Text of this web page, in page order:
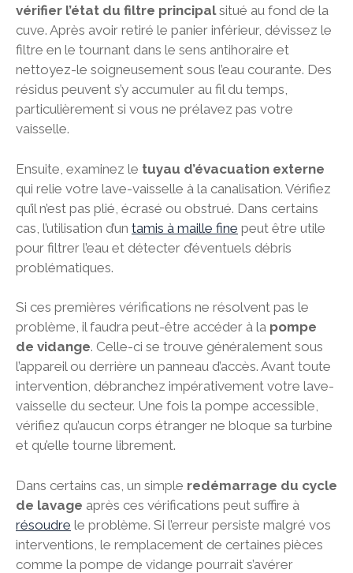
vérifier l’état du filtre principalsitué au fond de la
cuve. Après avoir retiré le panier inférieur, dévissez le
filtre en le tournant dans le sens antihoraire et
nettoyez-le soigneusement sous l’eau courante. Des
résidus peuvent s’y accumuler au fil du temps,
particulièrement si vous ne prélavez pas votre
vaisselle.
Ensuite, examinez le tuyau d’évacuation externe
qui relie votre lave-vaisselle à la canalisation. Vérifiez
qu’il n’est pas plié, écrasé ou obstrué. Dans certains
cas, l’utilisation d’un tamis à maille fine peut être utile
pour filtrer l’eau et détecter d’éventuels débris
problématiques.
Si ces premières vérifications ne résolvent pas le
problème, il faudra peut-être accéder à la pompe
de vidange. Celle-ci se trouve généralement sous
l’appareil ou derrière un panneau d’accès. Avant toute
intervention, débranchez impérativement votre lave-
vaisselle du secteur. Une fois la pompe accessible,
vérifiez qu’aucun corps étranger ne bloque sa turbine
et qu’elle tourne librement.
Dans certains cas, un simple redémarrage du cycle
de lavage après ces vérifications peut suffire à
résoudre le problème. Si l’erreur persiste malgré vos
interventions, le remplacement de certaines pièces
comme la pompe de vidange pourrait s’avérer